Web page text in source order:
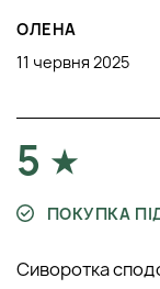
ОЛЕНА
11 червня 2025
5
ПОКУПКА
Сиворотка